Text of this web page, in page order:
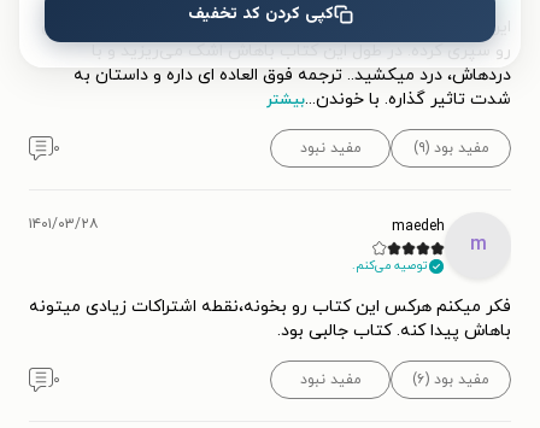
این کتاب داستان واقعی از دختریه که سختی ها و مشکلات زیادی
رو سپری کرده. در طول این کتاب باهاش اشک می‌ریزید و با
دردهاش، درد میکشید.. ترجمه فوق العاده ای داره و داستان به
شدت تاثیر گذاره. با خوندن...بیشتر
مفید بود (۹) مفید نبود ۰
m
maedeh
توصیه می‌کنم.
۱۴۰۱/۰۳/۲۸
فکر میکنم هرکس این کتاب رو بخونه،نقطه اشتراکات زیادی میتونه
باهاش پیدا کنه. کتاب جالبی بود.
مفید بود (۶) مفید نبود ۰
کپی کردن کد تخفیف